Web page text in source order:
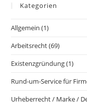
Kategorien
Allgemein (1)
Arbeitsrecht(69)
Existenzgründung(1)
Rund-um-Service für
Urheberrecht / Marke /